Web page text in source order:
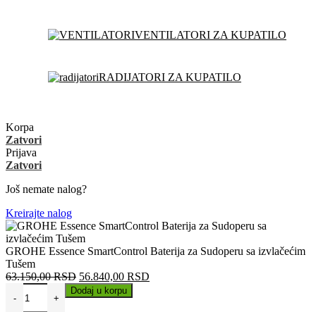
VENTILATORI ZA KUPATILO
RADIJATORI ZA KUPATILO
Korpa
Zatvori
Prijava
Zatvori
Još nemate nalog?
Kreirajte nalog
GROHE Essence SmartControl Baterija za Sudoperu sa izvlačećim
Tušem
63.150,00RSD Originalna
cena
je
56.840,00 RSD
Dodaj u korpu